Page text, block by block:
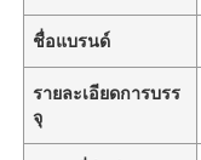
ชื่อแบรนด์
รายละเอียดการบรร
จุ